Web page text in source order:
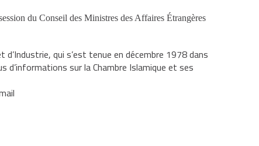
du Conseil des Ministres des Affaires Étrangères
d’Industrie, qui s’est tenue en décembre 1978 dans
d’informations sur la Chambre Islamique et ses